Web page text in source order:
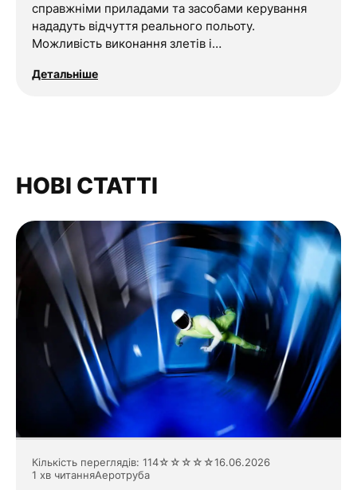
справжніми приладами та засобами керування
нададуть відчуття реального польоту.
Можливість виконання злетів і…
Детальніше
НОВІ СТАТТІ
Кількість переглядів: 114☆☆☆☆☆16.06.2026
1 хв читанняАеротруба